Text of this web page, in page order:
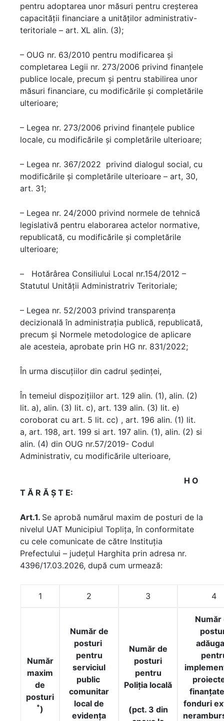
pentru adoptarea unor măsuri pentru creşterea
capacităţii financiare a unităţilor administrativ-
teritoriale – art. XL alin. (3);
– OUG nr. 63/2010 pentru modificarea și
completarea Legii nr. 273/2006 privind finanțele
publice locale, precum și pentru stabilirea unor
măsuri financiare, cu modificările și completările
ulterioare;
– Legea nr. 273/2006 privind finanțele publice
locale, cu modificările și completările ulterioare;
– Legea nr. 367/2022 privind dialogul social, cu
modificările și completările ulterioare – art, 30,
art. 31;
– Legea nr. 24/2000 privind normele de tehnică
legislativă pentru elaborarea actelor normative,
republicată, cu modificările și completările
ulterioare;
– Hotărârea Consiliului Local nr.154/2012 –
Statutul Unităţii Administratriv Teritoriale;
– Legea nr. 52/2003 privind transparenţa
decizională în administraţia publică, republicată,
precum și Normele metodologice de aplicare
ale acesteia, aprobate prin HG nr. 831/2022;
În urma discuţiilor din cadrul şedinţei,
În temeiul dispoziţiilor art. 129 alin. (1), alin. (2)
lit. a), alin. (3) lit. c), art. 139 alin. (3) lit. e)
coroborat cu art. 5 lit. cc) , art. 196 alin. (1) lit.
a, art. 198, art. 199 si art. 197 alin. (1), alin. (2) si
alin. (4) din OUG nr.57/2019- Codul
Administrativ, cu modificările ulterioare,
H O
T Ă R Ă Ş T E:
Art.1. Se aprobă numărul maxim de posturi de la
nivelul UAT Municipiul Toplița, în conformitate
cu cele comunicate de către Instituția
Prefectului – județul Harghita prin adresa nr.
4396/17.03.2026, după cum urmează:
1 2 3 4
Număr
maxim
de
posturi
*)
Număr de
posturi
pentru
serviciul
public
comunitar
local de
evidența
Număr de
posturi
pentru
Poliția locală
(pct. 3 din
Număr
fonduri